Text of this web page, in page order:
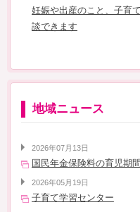
妊娠や出産のこと、子育
談できます
地域ニュース
2026年07月13日
国民年金保険料の育児期
2026年05月19日
子育て学習センター